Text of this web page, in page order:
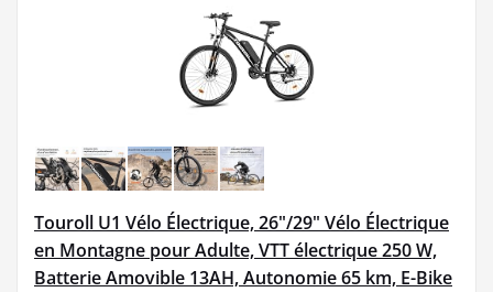
Touroll U1 Vélo Électrique, 26"/29" Vélo Électrique
en Montagne pour Adulte, VTT électrique 250 W,
Batterie Amovible 13AH, Autonomie 65 km, E-Bike